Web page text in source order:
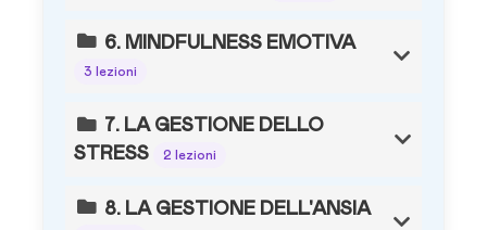
6. MINDFULNESS EMOTIVA
3 lezioni
7. LA GESTIONE DELLO
STRESS
2 lezioni
8. LA GESTIONE DELL'ANSIA